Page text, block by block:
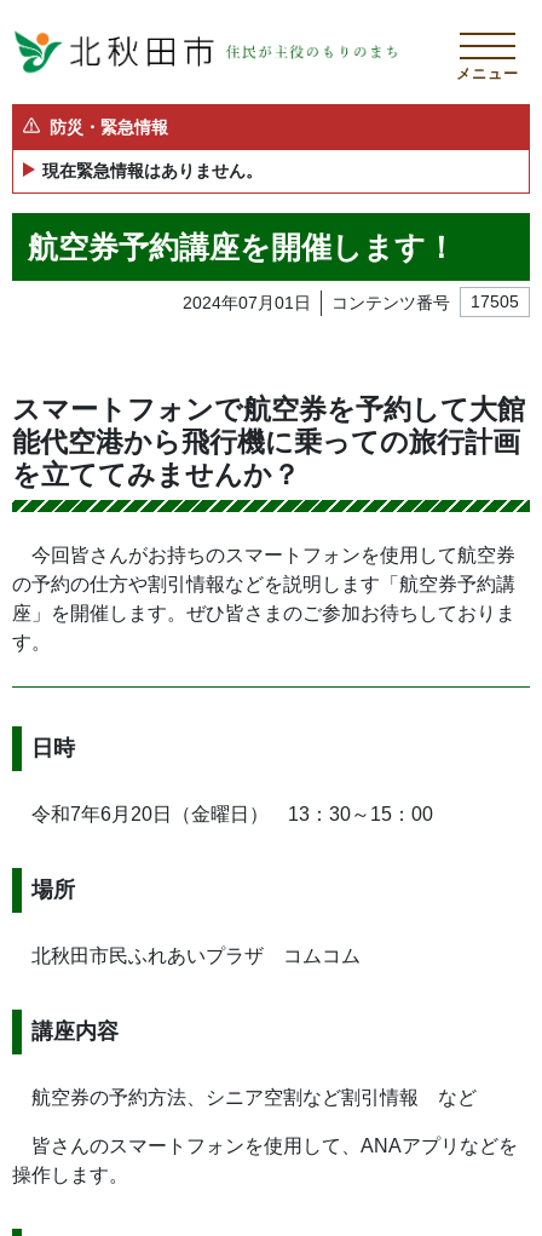
メニュー
防災・緊急情報
現在緊急情報はありません。
航空券予約講座を開催します！
2024年07月01日 コンテンツ番号 17505
スマートフォンで航空券を予約して大館
能代空港から飛行機に乗っての旅行計画
を立ててみませんか？
今回皆さんがお持ちのスマートフォンを使用して航空券
の予約の仕方や割引情報などを説明します「航空券予約講
座」を開催します。ぜひ皆さまのご参加お待ちしておりま
す。
日時
令和7年6月20日（金曜日） 13：30～15：00
場所
北秋田市民ふれあいプラザ コムコム
講座内容
航空券の予約方法、シニア空割など割引情報 など
皆さんのスマートフォンを使用して、ANAアプリなどを
操作します。